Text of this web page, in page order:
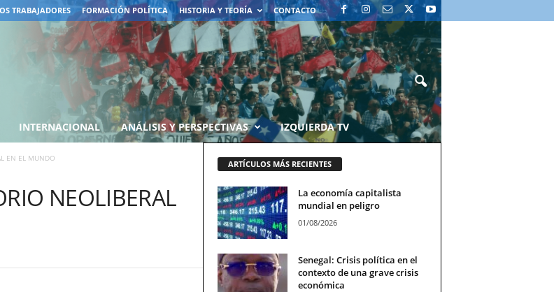
TRABAJADORES FORMACIÓN POLÍTICA HISTORIA Y TEORÍA CONTACTO
INTERNACIONAL ANÁLISIS Y PERSPECTIVAS IZQUIERDA TV
EN EL MUNDO
NEOLIBERAL
ARTÍCULOS MÁS RECIENTES
La economía capitalista
mundial en peligro
01/08/2026
Senegal: Crisis política en el
contexto de una grave crisis
económica